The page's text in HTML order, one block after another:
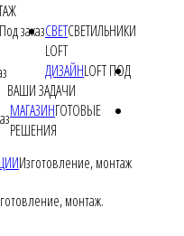
Под заказ
Изготовление, монтаж
монтаж.
СВЕТСВЕТИЛЬНИКИ
LOFT
ДИЗАЙНLOFT ПОД
ВАШИ ЗАДАЧИ
МАГАЗИНГОТОВЫЕ
РЕШЕНИЯ